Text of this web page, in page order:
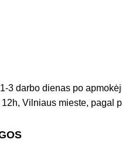
3 darbo dienas po
Vilniaus mieste, pagal